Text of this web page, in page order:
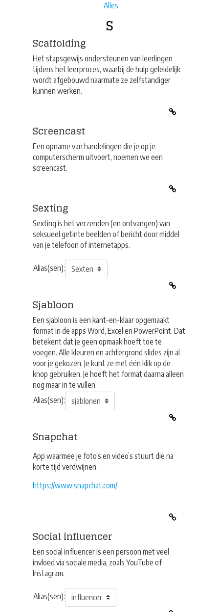
Alles
S
Scaffolding
Het stapsgewijs ondersteunen van leerlingen
tijdens het leerproces, waarbij de hulp geleidelijk
wordt afgebouwd naarmate ze zelfstandiger
kunnen werken.
Screencast
Een opname van handelingen die je op je
computerscherm uitvoert, noemen we een
screencast.
Sexting
Sexting is het verzenden (en ontvangen) van
seksueel getinte beelden of bericht door middel
van je telefoon of internetapps.
Alias(sen):
Sjabloon
Een sjabloon is een kant-en-klaar opgemaakt
format in de apps Word, Excel en PowerPoint. Dat
betekent dat je geen opmaak hoeft toe te
voegen. Alle kleuren en achtergrond slides zijn al
voor je gekozen. Je kunt ze met één klik op de
knop gebruiken. Je hoeft het format daarna alleen
nog maar in te vullen.
Alias(sen):
Snapchat
App waarmee je foto’s en video’s stuurt die na
korte tijd verdwijnen.
https://www.snapchat.com/
Social influencer
Een social influencer is een persoon met veel
invloed via sociale media, zoals YouTube of
Instagram.
Alias(sen):